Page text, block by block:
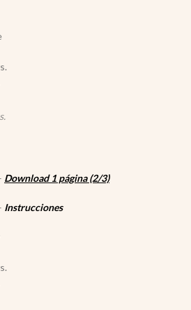
Download 1 página (2/3)
Instrucciones